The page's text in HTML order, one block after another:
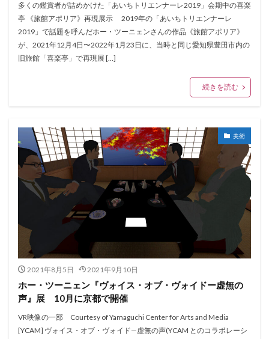
多くの鑑賞者が詰めかけた「あいちトリエンナーレ2019」会期中の喜楽
亭 《旅館アポリア》再現展示 2019年の「あいちトリエンナーレ
2019」で話題を呼んだホー・ツーニェンさんの作品《旅館アポリア》
が、2021年12月4日〜2022年1月23日に、当時と同じ愛知県豊田市内の
旧旅館「喜楽亭」で再現展 […]
続きを読む
美術
2021年8月5日 2021年9月10日
ホー・ツーニェン『ヴォイス・オブ・ヴォイドー虚無の
声』展 10月に京都で開催
VR映像の一部 Courtesy of Yamaguchi Center for Arts and Media
[YCAM] ヴォイス・オブ・ヴォイド—虚無の声(YCAM とのコラボレーシ